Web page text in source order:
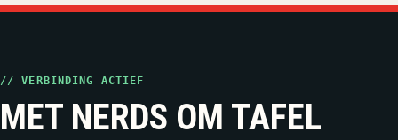
// VERBINDING ACTIEF
MET NERDS OM TAFEL